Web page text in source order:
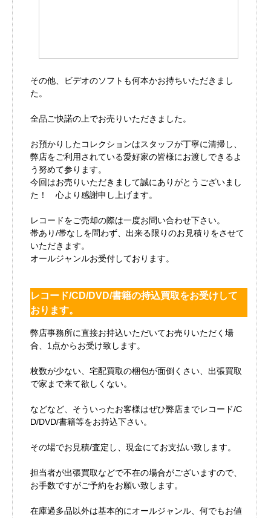
その他、ビデオのソフトも何本かお持ちいただきまし
た。
全品ご快諾の上でお売りいただきました。
お預かりしたコレクションはスタッフが丁寧に清掃し、
弊店をご利用されている愛好家の皆様にお渡しできるよ
う努めて参ります。
今回はお売りいただきまして誠にありがとうございまし
た！ 心より感謝申し上げます。
レコードをご売却の際は一度お問い合わせ下さい。
帯あり/帯なしを問わず、出来る限りのお見積りをさせて
いただきます。
オールジャンルお受付しております。
レコード/CD/DVD/書籍の持込買取をお受けして
おります。
弊店事務所に直接お持込いただいてお売りいただく場
合、1点からお受け致します。
枚数が少ない、宅配買取の梱包が面倒くさい、出張買取
で家まで来て欲しくない。
などなど、そういったお客様はぜひ弊店までレコード/C
D/DVD/書籍等をお持込下さい。
その場でお見積/査定し、現金にてお支払い致します。
担当者が出張買取などで不在の場合がございますので、
お手数ですがご予約をお願い致します。
在庫過多品以外は基本的にオールジャンル、何でもお値